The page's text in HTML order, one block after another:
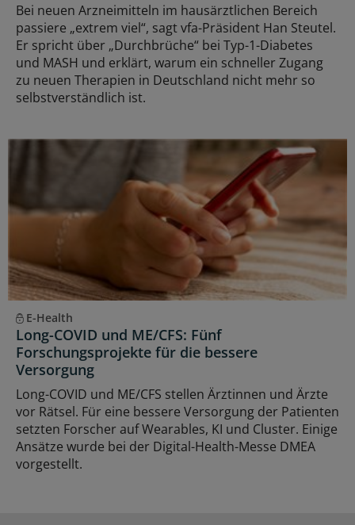
Bei neuen Arzneimitteln im hausärztlichen Bereich
passiere „extrem viel“, sagt vfa-Präsident Han Steutel.
Er spricht über „Durchbrüche“ bei Typ-1-Diabetes
und MASH und erklärt, warum ein schneller Zugang
zu neuen Therapien in Deutschland nicht mehr so
selbstverständlich ist.
E-Health
Long-COVID und ME/CFS: Fünf
Forschungsprojekte für die bessere
Versorgung
Long-COVID und ME/CFS stellen Ärztinnen und Ärzte
vor Rätsel. Für eine bessere Versorgung der Patienten
setzten Forscher auf Wearables, KI und Cluster. Einige
Ansätze wurde bei der Digital-Health-Messe DMEA
vorgestellt.